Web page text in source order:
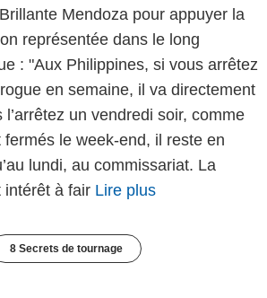
Mendoza pour appuyer la
représentée dans le long
: "Aux Philippines, si vous arrêtez
en semaine, il va directement
un vendredi soir, comme
fermés le week-end, il reste en
lundi, au commissariat. La
intérêt à fair Lire plus
8 Secrets de tournage